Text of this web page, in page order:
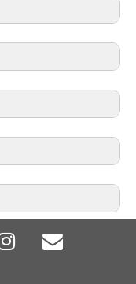
Precio 5€. 15
reserva.
Teléfono
/+34 630
de León
en 17